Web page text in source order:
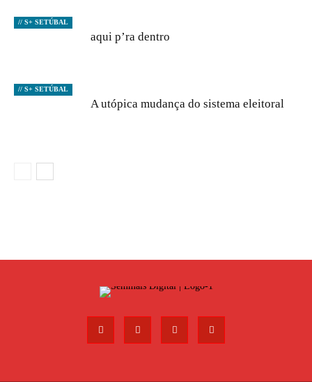
// S+ SETÚBAL
aqui p’ra dentro
// S+ SETÚBAL
A utópica mudança do sistema eleitoral